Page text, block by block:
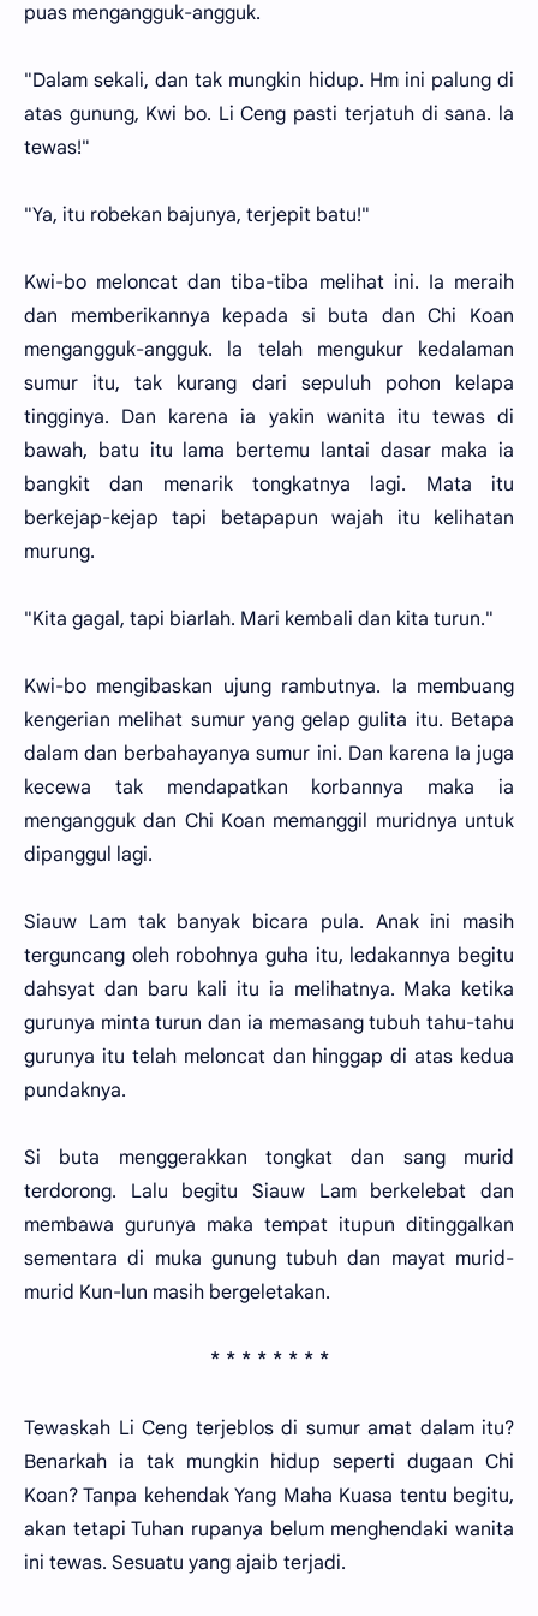
puas mengangguk-angguk.
"Dalam sekali, dan tak mungkin hidup. Hm ini palung di
atas gunung, Kwi bo. Li Ceng pasti terjatuh di sana. la
tewas!"
"Ya, itu robekan bajunya, terjepit batu!"
Kwi-bo meloncat dan tiba-tiba melihat ini. Ia meraih
dan memberikannya kepada si buta dan Chi Koan
mengangguk-angguk. la telah mengukur kedalaman
sumur itu, tak kurang dari sepuluh pohon kelapa
tingginya. Dan karena ia yakin wanita itu tewas di
bawah, batu itu lama bertemu lantai dasar maka ia
bangkit dan menarik tongkatnya lagi. Mata itu
berkejap-kejap tapi betapapun wajah itu kelihatan
murung.
"Kita gagal, tapi biarlah. Mari kembali dan kita turun."
Kwi-bo mengibaskan ujung rambutnya. Ia membuang
kengerian melihat sumur yang gelap gulita itu. Betapa
dalam dan berbahayanya sumur ini. Dan karena Ia juga
kecewa tak mendapatkan korbannya maka ia
mengangguk dan Chi Koan memanggil muridnya untuk
dipanggul lagi.
Siauw Lam tak banyak bicara pula. Anak ini masih
terguncang oleh robohnya guha itu, ledakannya begitu
dahsyat dan baru kali itu ia melihatnya. Maka ketika
gurunya minta turun dan ia memasang tubuh tahu-tahu
gurunya itu telah meloncat dan hinggap di atas kedua
pundaknya.
Si buta menggerakkan tongkat dan sang murid
terdorong. Lalu begitu Siauw Lam berkelebat dan
membawa gurunya maka tempat itupun ditinggalkan
sementara di muka gunung tubuh dan mayat murid-
murid Kun-lun masih bergeletakan.
* * * * * * * *
Tewaskah Li Ceng terjeblos di sumur amat dalam itu?
Benarkah ia tak mungkin hidup seperti dugaan Chi
Koan? Tanpa kehendak Yang Maha Kuasa tentu begitu,
akan tetapi Tuhan rupanya belum menghendaki wanita
ini tewas. Sesuatu yang ajaib terjadi.